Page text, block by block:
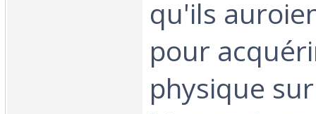
qu'ils
pour
physique